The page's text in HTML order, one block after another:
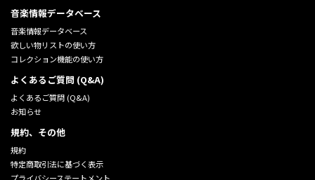
音楽情報データベース
音楽情報データベース
欲しい物リストの使い方
コレクション機能の使い方
よくあるご質問 (Q&A)
よくあるご質問 (Q&A)
お知らせ
規約、その他
規約
特定商取引法に基づく表示